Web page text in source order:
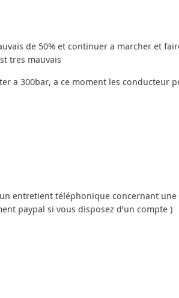
de 50% et continuer a marcher et
tres mauvais
a 300bar, a ce moment les conducteur
entretient téléphonique concernant
paypal si vous disposez d’un compte )